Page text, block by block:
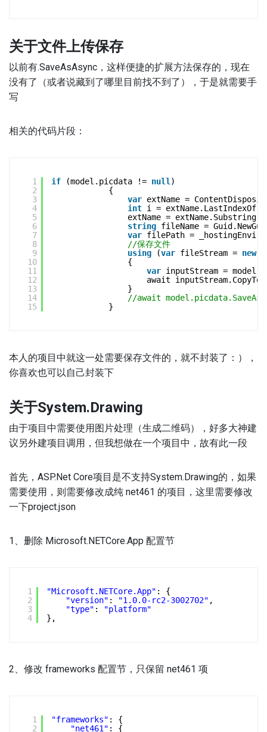
关于文件上传保存
以前有.SaveAsAsync，这样便捷的扩展方法保存的，现在
没有了（或者说藏到了哪里目前找不到了），于是就需要手
写
相关的代码片段：
1
2
3
4
5
6
7
8
9
10
11
12
13
14
15
if (model.picdata != null )
{
var extName =
int i = extName.LastIndexOf(
extName =
string fileName =
var filePath =
//保存文件
using
(var fileStream = new
{
var inputStream =
await
}
//await
}
本人的项目中就这一处需要保存文件的，就不封装了：），
你喜欢也可以自己封装下
关于System.Drawing
由于项目中需要使用图片处理（生成二维码），好多大神建
议另外建项目调用，但我想做在一个项目中，故有此一段
首先，ASP.Net Core项目是不支持System.Drawing的，如果
需要使用，则需要修改成纯 net461 的项目，这里需要修改
一下project.json
1、删除 Microsoft.NETCore.App 配置节
1
2
3
4
"Microsoft.NETCore.App" : {
"version" : "1.0.0-rc2-3002702" ,
"type" :
"platform"
},
2、修改 frameworks 配置节，只保留 net461 项
1
2
"frameworks" : {
"net461" : {